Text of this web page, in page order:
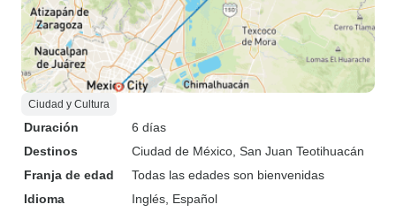
Ciudad y Cultura
Duración
6 días
Destinos
Ciudad de México , San Juan Teotihuacán
Franja de edad
Todas las edades son bienvenidas
Idioma
Inglés, Español